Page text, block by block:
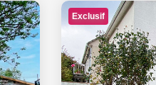
Exclusif